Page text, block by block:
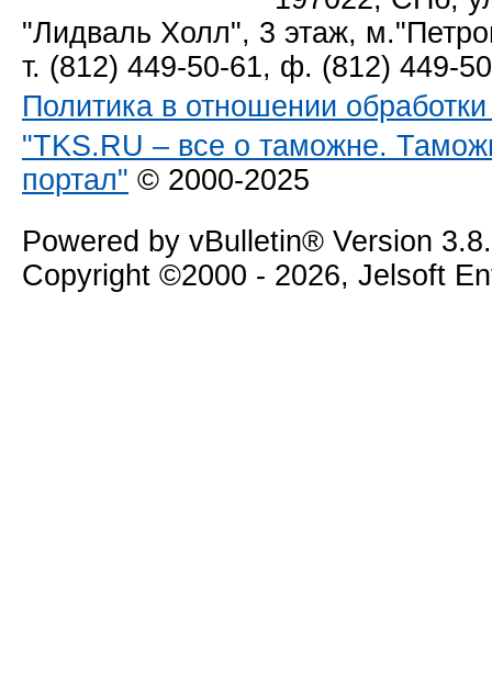
"Лидваль Холл", 3 этаж,
т. (812) 449-50-61, ф. (812) 449-
Политика в отношении
"TKS.RU – все о таможне.
портал" © 2000-2025
Powered by vBulletin® Version
Copyright ©2000 - 2026, Jelsoft